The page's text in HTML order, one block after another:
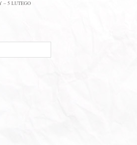
– 5 LUTEGO